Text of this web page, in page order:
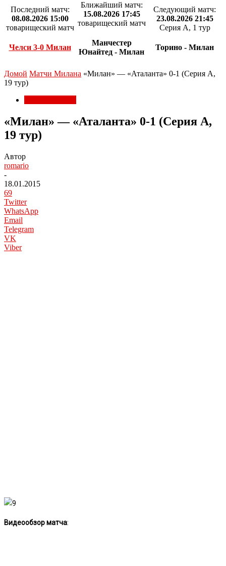
Последний матч:
08.08.2026 15:00
товарищеский матч
Челси 3-0 Милан
Ближайший матч:
15.08.2026 17:45
товарищеский матч
Манчестер
Юнайтед - Милан
Следующий матч:
23.08.2026 21:45
Серия А, 1 тур
Торино - Милан
Домой Матчи Милана «Милан» — «Аталанта» 0-1 (Серия А,
19 тур)
«Милан» — «Аталанта» 0-1 (Серия А,
19 тур)
Автор
romario
-
18.01.2015
69
Twitter
WhatsApp
Email
Telegram
VK
Viber
Видеообзор матча: